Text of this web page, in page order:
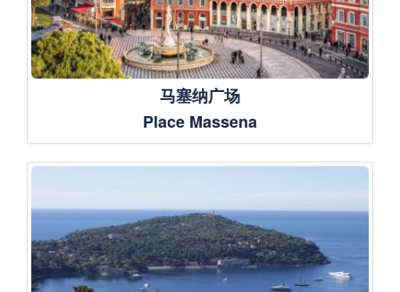
马塞纳广场
Place Massena